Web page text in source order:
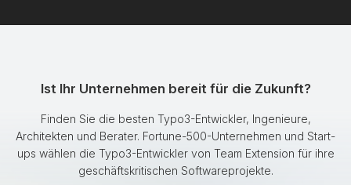
Ist Ihr Unternehmen bereit für die Zukunft?
Finden Sie die besten Typo3-Entwickler, Ingenieure,
Architekten und Berater. Fortune-500-Unternehmen und Start-
ups wählen die Typo3-Entwickler von Team Extension für ihre
geschäftskritischen Softwareprojekte.